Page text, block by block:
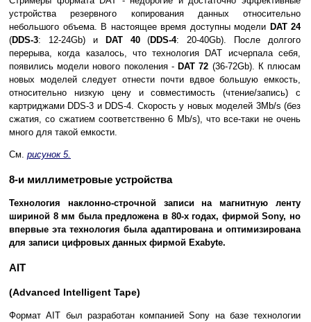
устройства резервного копирования данных относительно
небольшого объема. В настоящее время доступны модели DAT 24
(DDS-3: 12-24Gb) и DAT 40(DDS-4: 20-40Gb). После долгого
перерыва, когда казалось, что технология DAT исчерпала себя,
появились модели нового поколения - DAT 72 (36-72Gb). К плюсам
новых моделей следует отнести почти вдвое большую емкость,
относительно низкую цену и совместимость (чтение/запись) с
картриджами DDS-3 и DDS-4. Скорость у новых моделей 3Mb/s (без
сжатия, со сжатием соответственно 6 Mb/s), что все-таки не очень
много для такой емкости.
См. рисунок 5.
8-и миллиметровые устройства
Технология наклонно-строчной записи на магнитную ленту
шириной 8 мм была предложена в 80-х годах, фирмой Sony, но
впервые эта технология была адаптирована и оптимизирована
для записи цифровых данных фирмой Exabyte.
AIT
(Advanced Intelligent Tape)
Формат AIT был разработан компанией Sony на базе технологии